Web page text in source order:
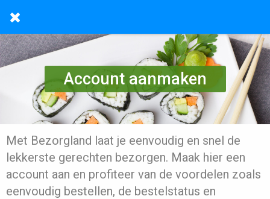
Account aanmaken
Met Bezorgland laat je eenvoudig en snel de
lekkerste gerechten bezorgen. Maak hier een
account aan en profiteer van de voordelen zoals
eenvoudig bestellen, de bestelstatus en